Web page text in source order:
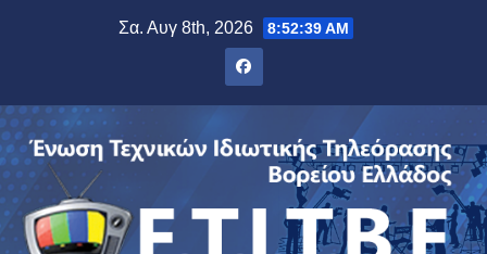
Σα. Αυγ 8th, 2026 8:52:40 AM